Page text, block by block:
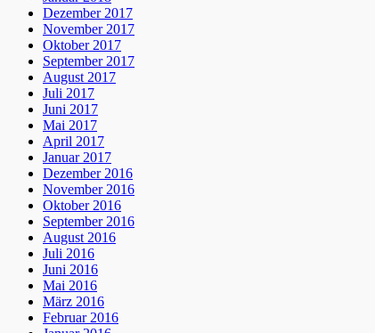
Dezember 2017
November 2017
Oktober 2017
September 2017
August 2017
Juli 2017
Juni 2017
Mai 2017
April 2017
Januar 2017
Dezember 2016
November 2016
Oktober 2016
September 2016
August 2016
Juli 2016
Juni 2016
Mai 2016
März 2016
Februar 2016